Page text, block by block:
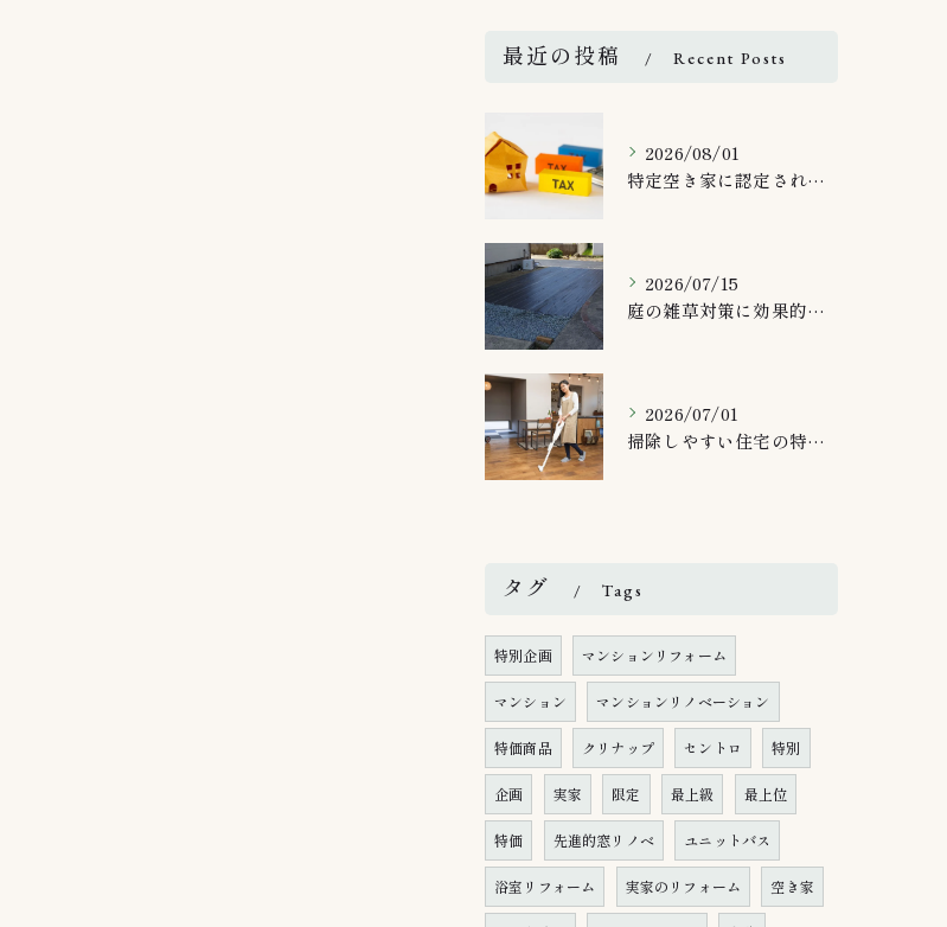
最近の投稿 Recent Posts
2026/08/01
特定空き家に認定されたらどうなる？
2026/07/15
庭の雑草対策に効果的な方法とは？
2026/07/01
掃除しやすい住宅の特徴とは
タグ Tags
特別企画 マンションリフォーム
マンション マンションリノベーション
特価商品 クリナップ セントロ 特別
企画 実家 限定 最上級 最上位
特価 先進的窓リノベ ユニットバス
浴室リフォーム 実家のリフォーム 空き家